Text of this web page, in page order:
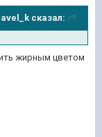
сказал:
жирным цветом